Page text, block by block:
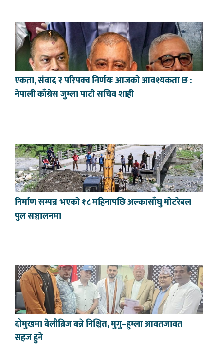
एकता, संवाद र परिपक्व निर्णयः आजको आवश्यकता छ :
नेपाली काँग्रेस जुम्ला पाटी सचिव शाही
निर्माण सम्पन्न भएको १८ महिनापछि अल्कासाँघु मोटरेबल
पुल सञ्चालनमा
दोमुखमा बेलीब्रिज बन्ने निश्चित, मुगु–हुम्ला आवतजावत
सहज हुने